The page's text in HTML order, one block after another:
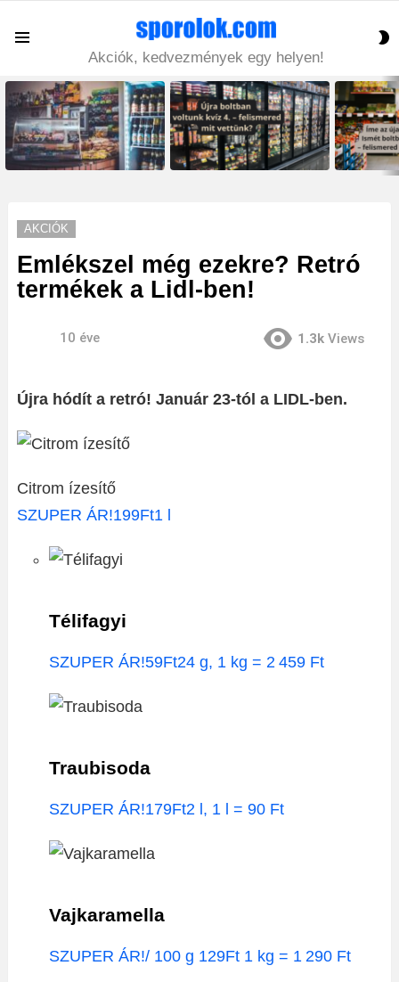
Akciók, kedvezmények egy helyen!
LATEST
STORIES
AKCIÓK
Emlékszel még ezekre? Retró
termékek a Lidl-ben!
10 éve 1.3k Views
Újra hódít a retró! Január 23-tól a LIDL-ben.
Citrom ízesítő
SZUPER ÁR!199Ft1 l
Télifagyi
SZUPER ÁR!59Ft24 g, 1 kg = 2 459 Ft
Traubisoda
SZUPER ÁR!179Ft2 l, 1 l = 90 Ft
Vajkaramella
SZUPER ÁR!/ 100 g 129Ft 1 kg = 1 290 Ft